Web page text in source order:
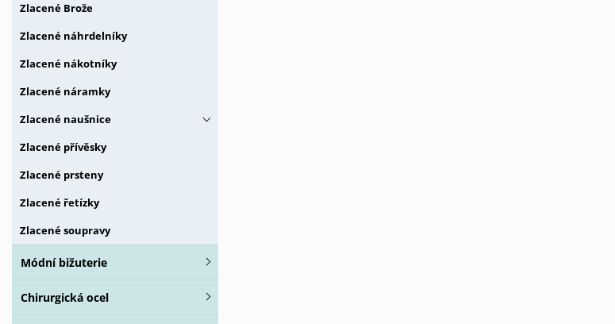
Zlacené Brože
Zlacené náhrdelníky
Zlacené nákotníky
Zlacené náramky
Zlacené naušnice
Zlacené přívěsky
Zlacené prsteny
Zlacené řetízky
Zlacené soupravy
Módní bižuterie
Chirurgická ocel